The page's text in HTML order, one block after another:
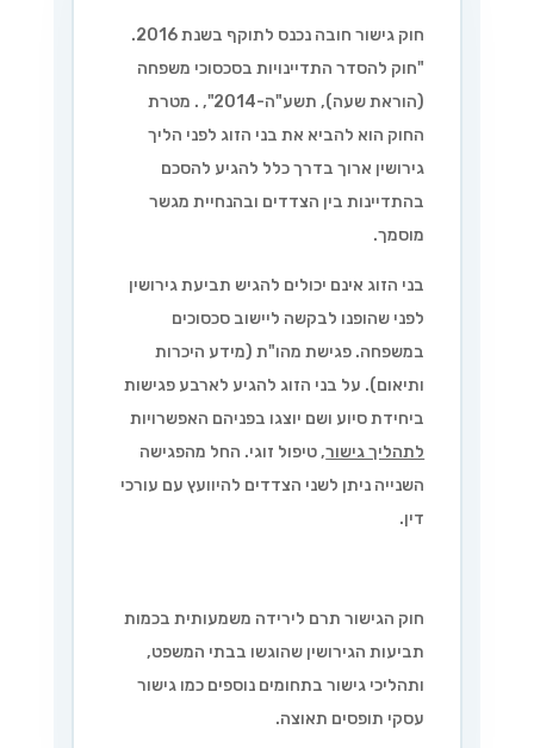
חוק גישור חובה נכנס לתוקף בשנת 2016.
"חוק להסדר התדיינויות בסכסוכי משפחה
(הוראת שעה), תשע"ה-2014
", . מטרת
החוק הוא להביא את בני הזוג לפני הליך
גירושין ארוך בדרך כלל להגיע להסכם
בהתדיינות בין הצדדים ובהנחיית מגשר
מוסמך.
בני הזוג אינם יכולים להגיש תביעת גירושין
לפני שהופנו לבקשה ליישוב סכסוכים
במשפחה. פגישת מהו"ת (מידע היכרות
ותיאום). על בני הזוג להגיע לארבע פגישות
ביחידת סיוע ושם יוצגו בפניהם האפשרויות
לתהליך גישור, טיפול זוגי. החל מהפגישה
השנייה ניתן לשני הצדדים להיוועץ עם עורכי
דין.
חוק הגישור תרם לירידה משמעותית בכמות
תביעות הגירושין שהוגשו בבתי המשפט,
ותהליכי גישור בתחומים נוספים כמו גישור
עסקי תופסים תאוצה.